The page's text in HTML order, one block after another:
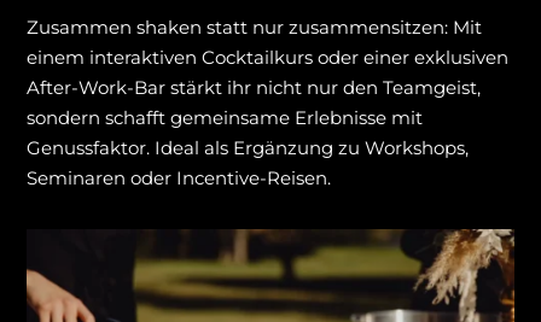
Zusammen shaken statt nur zusammensitzen: Mit
einem interaktiven Cocktailkurs oder einer exklusiven
After-Work-Bar stärkt ihr nicht nur den Teamgeist,
sondern schafft gemeinsame Erlebnisse mit
Genussfaktor. Ideal als Ergänzung zu Workshops,
Seminaren oder Incentive-Reisen.